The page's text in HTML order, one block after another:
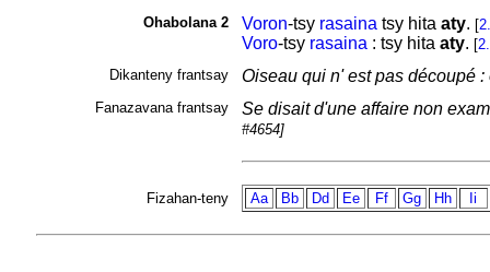
Ohabolana 2 Voron-tsy rasaina tsy hita aty. [
Voro-tsy rasaina : tsy hita aty. [
Dikanteny frantsay
Oiseau qui n' est pas découpé
Fanazavana frantsay Se disait d'une affaire non
#4654]
Fizahan-teny Aa Bb Dd Ee Ff Gg Hh Ii